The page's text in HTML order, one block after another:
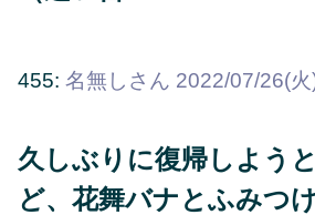
455: 名無しさん 2022/07/26(
久しぶりに復帰しよう
ど、花舞バナとふみつ